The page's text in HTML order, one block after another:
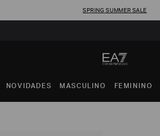
SPRING SUMMER SALE
NOVIDADES MASCULINO FEMININO